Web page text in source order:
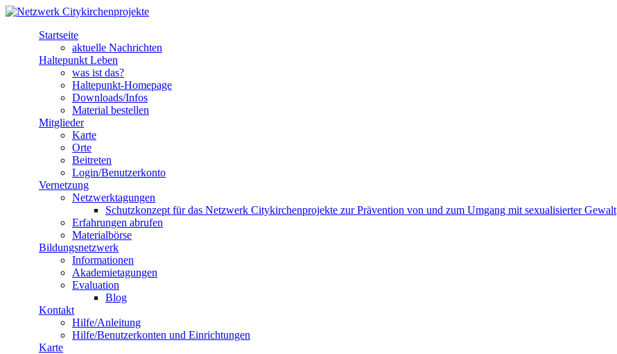
Direkt zum Inhalt
Netzwerk
Citykirchenprojekte
Startseite
aktuelle Nachrichten
Haltepunkt Leben
was ist das?
Haltepunkt-Homepage
Downloads/Infos
Material bestellen
Mitglieder
Karte
Orte
Beitreten
Login/Benutzerkonto
Vernetzung
Netzwerktagungen
Schutzkonzept für das Netzwerk Citykirchenprojekte zur Prävention von und zum Umgang mit sexualisierter Gewalt
Erfahrungen abrufen
Materialbörse
Bildungsnetzwerk
Informationen
Akademietagungen
Evaluation
Blog
Kontakt
Hilfe/Anleitung
Hilfe/Benutzerkonten und Einrichtungen
Karte